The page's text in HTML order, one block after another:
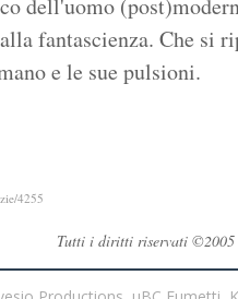
dell'uomo
fantascienza. Che si
e le sue pulsioni.
4255
Tutti i diritti riservati ©2005